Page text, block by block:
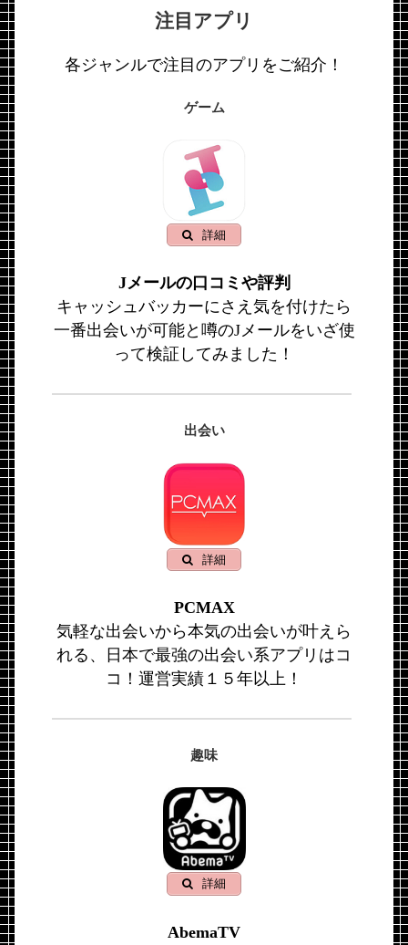
注目アプリ
各ジャンルで注目のアプリをご紹介！
ゲーム
詳細
Jメールの口コミや評判
キャッシュバッカーにさえ気を付けたら
一番出会いが可能と噂のJメールをいざ使
って検証してみました！
出会い
詳細
PCMAX
気軽な出会いから本気の出会いが叶えら
れる、日本で最強の出会い系アプリはコ
コ！運営実績１５年以上！
趣味
詳細
AbemaTV